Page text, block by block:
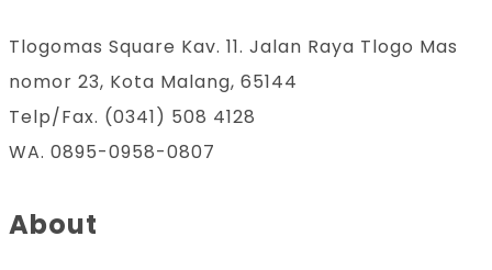
Tlogomas Square Kav. 11. Jalan Raya Tlogo Mas
nomor 23, Kota Malang, 65144
Telp/Fax. (0341) 508 4128
WA. 0895-0958-0807
About